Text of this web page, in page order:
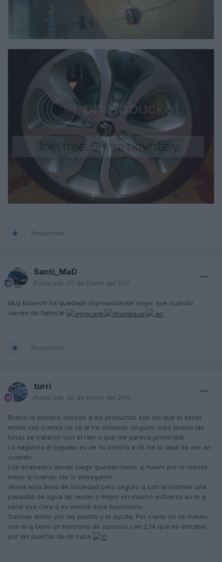
Responder
Santi_MaD
Publicado 25 de Enero del 2011
Muy bueno!!! ha quedado impresionante! mejor que cuando
vienen de fabrica!
Responder
turri
Publicado 26 de Enero del 2011
Bueno lo primero deciros q los productos son los que el señor
emilio nos cuenta no se le ha olvidado ninguno creo bueno las
lunas se trataron con el rain x que me parece primordial.
Lo segundo el juguete es de mi señora a mi me lo deja de vez en
cuando.
Los acabados desde luego quedan mejor q nuevo por lo menos
mejor q cuando me lo entregaron.
ahora esta lleno de suciedad pero seguro q con la collinite una
pasadita de agua ap resión y limpio sin mucho esfuerzo es lo q
tiene esa cera q es eterna dura muchísimo.
Garcias emilio por las pastas y la ayuda. Por cierto no os metais
con el q tiene un hermano de zumosol con 2,14 que no entraba
por las puertas de mi casa